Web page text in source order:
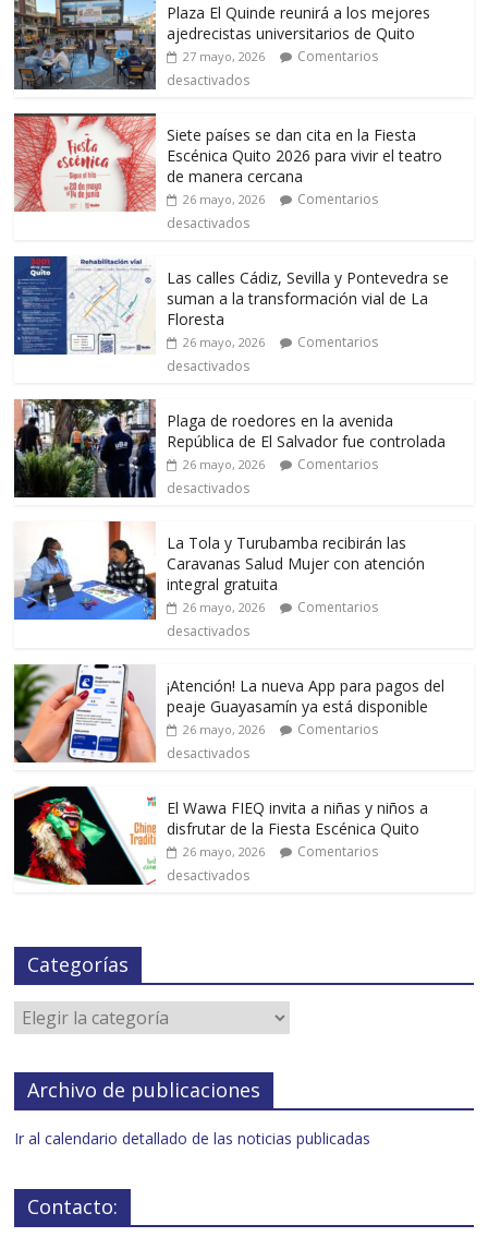
Plaza El Quinde reunirá a los mejores
ajedrecistas universitarios de Quito
27 mayo, 2026
Comentarios
desactivados
Siete países se dan cita en la Fiesta
Escénica Quito 2026 para vivir el teatro
de manera cercana
26 mayo, 2026
Comentarios
desactivados
Las calles Cádiz, Sevilla y Pontevedra se
suman a la transformación vial de La
Floresta
26 mayo, 2026
Comentarios
desactivados
Plaga de roedores en la avenida
República de El Salvador fue controlada
26 mayo, 2026
Comentarios
desactivados
La Tola y Turubamba recibirán las
Caravanas Salud Mujer con atención
integral gratuita
26 mayo, 2026
Comentarios
desactivados
¡Atención! La nueva App para pagos del
peaje Guayasamín ya está disponible
26 mayo, 2026
Comentarios
desactivados
El Wawa FIEQ invita a niñas y niños a
disfrutar de la Fiesta Escénica Quito
26 mayo, 2026
Comentarios
desactivados
Categorías
Archivo de publicaciones
Ir al calendario detallado de las noticias publicadas
Contacto: